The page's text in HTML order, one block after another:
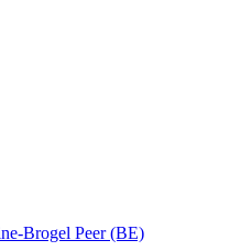
Brogel Peer (BE)